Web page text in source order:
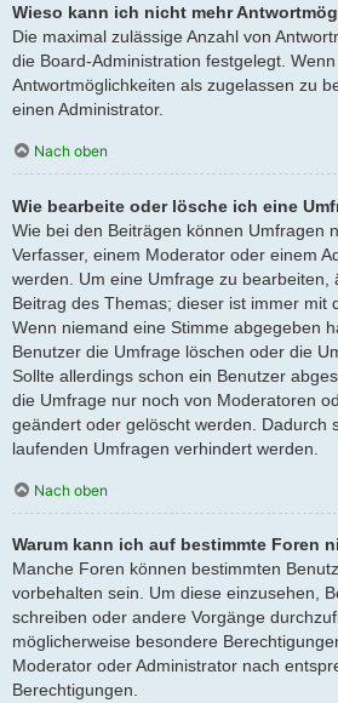
Wieso kann ich nicht mehr
Die maximal zulässige Anzahl von
die Board-Administration festgelegt.
Antwortmöglichkeiten als zugelassen zu
einen Administrator.
Nach oben
Wie bearbeite oder lösche ich eine
Wie bei den Beiträgen können Umfragen
Verfasser, einem Moderator oder einem
werden. Um eine Umfrage zu bearbeiten,
Beitrag des Themas; dieser ist immer mit
Wenn niemand eine Stimme abgegeben
Benutzer die Umfrage löschen oder die
Sollte allerdings schon ein Benutzer
die Umfrage nur noch von Moderatoren
geändert oder gelöscht werden. Dadurch
laufenden Umfragen verhindert werden.
Nach oben
Warum kann ich auf bestimmte Foren
Manche Foren können bestimmten
vorbehalten sein. Um diese einzusehen,
schreiben oder andere Vorgänge
möglicherweise besondere
Moderator oder Administrator nach
Berechtigungen.